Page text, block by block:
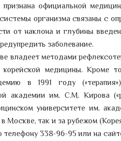
официальной
организма связаны с
от наклона и глубины
заболевание.
владеет методами
медицины. Кроме
в 1991 году
академии им. С.М. Кирова
университете им.
Москве, так и за рубежом
338-96-95 или на